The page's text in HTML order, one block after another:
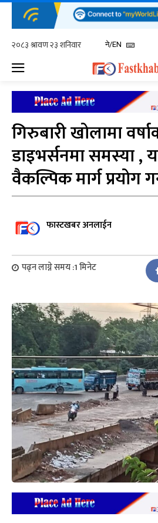
ने/EN
गिरुबारी खोलामा
डाइभर्सनमा समस्या ,
वैकल्पिक मार्ग प्रयोग
फास्टखबर अनलाईन
पढ्न लाग्ने समय :1मिनेट